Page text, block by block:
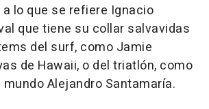
lo que se refiere Ignacio
que tiene su collar salvavidas
del surf, como Jamie
de Hawaii, o del triatlón, como
Alejandro Santamaría.